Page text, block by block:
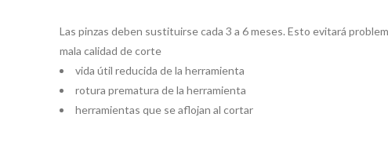
Las pinzas deben sustituirse cada 3 a 6 meses. Esto evitará
mala calidad de corte
vida útil reducida de la herramienta
rotura prematura de la herramienta
herramientas que se aflojan al cortar